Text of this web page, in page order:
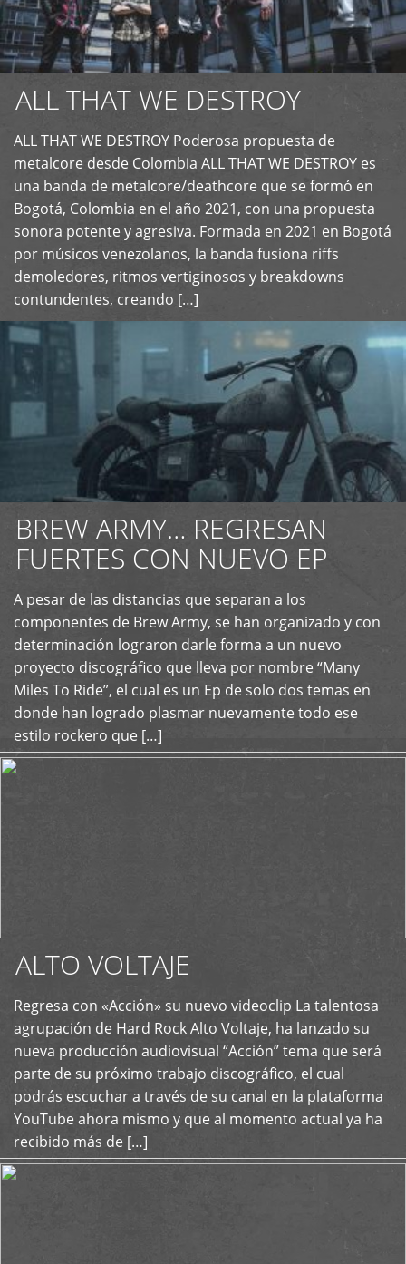
ALL THAT WE DESTROY
ALL THAT WE DESTROY Poderosa propuesta de
metalcore desde Colombia ALL THAT WE DESTROY es
una banda de metalcore/deathcore que se formó en
Bogotá, Colombia en el año 2021, con una propuesta
sonora potente y agresiva. Formada en 2021 en Bogotá
por músicos venezolanos, la banda fusiona riffs
demoledores, ritmos vertiginosos y breakdowns
contundentes, creando […]
+
BREW ARMY… REGRESAN
FUERTES CON NUEVO EP
A pesar de las distancias que separan a los
componentes de Brew Army, se han organizado y con
determinación lograron darle forma a un nuevo
proyecto discográfico que lleva por nombre “Many
Miles To Ride”, el cual es un Ep de solo dos temas en
donde han logrado plasmar nuevamente todo ese
estilo rockero que […]
+
ALTO VOLTAJE
Regresa con «Acción» su nuevo videoclip La talentosa
agrupación de Hard Rock Alto Voltaje, ha lanzado su
nueva producción audiovisual “Acción” tema que será
parte de su próximo trabajo discográfico, el cual
podrás escuchar a través de su canal en la plataforma
YouTube ahora mismo y que al momento actual ya ha
recibido más de […]
+